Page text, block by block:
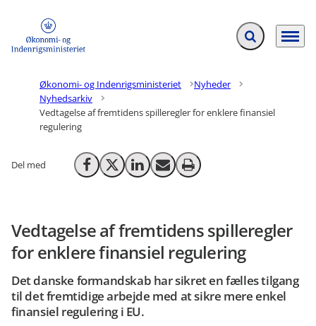
Gå til forsiden Fold søgefelt ud
Menu
Økonomi- og Indenrigsministeriet
Nyheder
Nyhedsarkiv
Vedtagelse af fremtidens spilleregler for enklere finansiel
regulering
Del med Del på Facebook
Del på X (Twitter)
Del på LinkedIn
Send email
Print
Vedtagelse af fremtidens spilleregler
for enklere finansiel regulering
Det danske formandskab har sikret en fælles tilgang
til det fremtidige arbejde med at sikre mere enkel
finansiel regulering i EU.